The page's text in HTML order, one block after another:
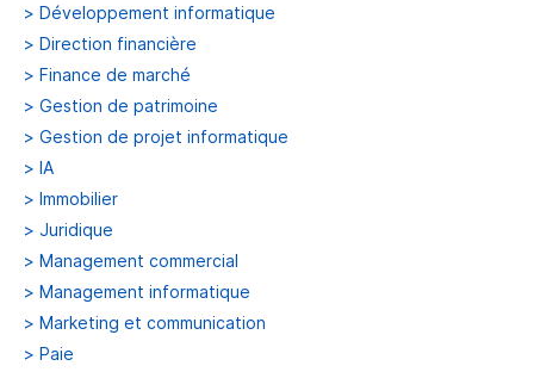
> Développement informatique
> Direction financière
> Finance de marché
> Gestion de patrimoine
> Gestion de projet informatique
> IA
> Immobilier
> Juridique
> Management commercial
> Management informatique
> Marketing et communication
> Paie